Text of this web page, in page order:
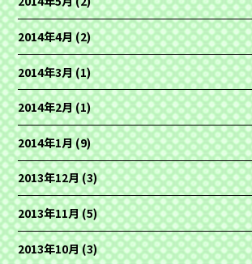
2014年4月(2)
2014年3月(1)
2014年2月(1)
2014年1月(9)
2013年12月(3)
2013年11月(5)
2013年10月(3)